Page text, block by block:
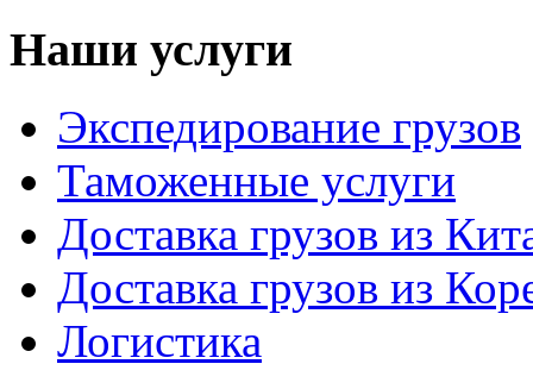
Наши услуги
Экспедирование грузов
Таможенные услуги
Доставка грузов из
Доставка грузов из
Логистика